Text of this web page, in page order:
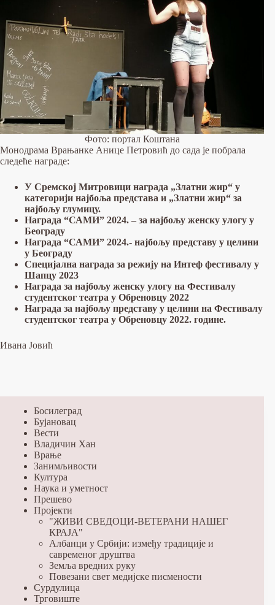
Фото: портал Коштана
Монодрама Врањанке Анице Петровић до сада је побрала
следеће награде:
У Сремској Митровици награда „Златни жир“ у
категорији најбоља представа и „Златни жир“ за
најбољу глумицу.
Награда “САМИ” 2024. – за најбољу женску улогу у
Београду
Награда “САМИ” 2024.- најбољу представу у целини
у Београду
Специјална награда за режију на Интеф фестивалу у
Шапцу 2023
Награда за најбољу женску улогу на Фестивалу
студентског театра у Обреновцу 2022
Награда за најбољу представу у целини на Фестивалу
студентског театра у Обреновцу 2022. године.
Ивана Јовић
Босилеград
Бујановац
Вести
Владичин Хан
Врање
Занимљивости
Култура
Наука и уметност
Прешево
Пројекти
"ЖИВИ СВЕДОЦИ-ВЕТЕРАНИ НАШЕГ
КРАЈА"
Албанци у Србији: између традиције и
савременог друштва
Земља вредних руку
Повезани свет медијске писмености
Сурдулица
Трговиште